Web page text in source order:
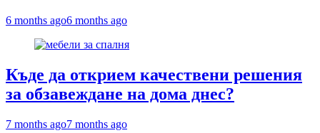
6 months ago6 months ago
Къде да открием качествени решения
за обзавеждане на дома днес?
7 months ago7 months ago